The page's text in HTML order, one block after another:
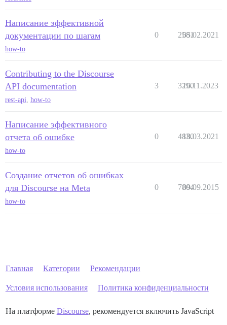
Написание эффективной
документации по шагам
how-to
0 2581
05.02.2021
Contributing to the Discourse
API documentation
rest-api, how-to
3 3290
16.11.2023
Написание эффективного
отчета об ошибке
how-to
0 4830
18.03.2021
Создание отчетов об ошибках
для Discourse на Meta
how-to
0 7804
09.09.2015
Главная Категории Рекомендации
Условия использования Политика конфиденциальности
На платформе Discourse, рекомендуется включить JavaScript